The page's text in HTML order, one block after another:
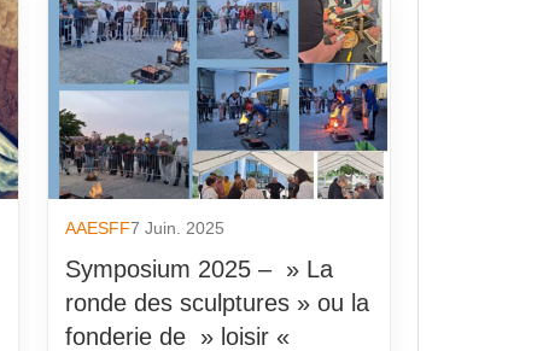
AAESFF7 Juin. 2025
Symposium 2025 – » La
ronde des sculptures » ou la
fonderie de » loisir «